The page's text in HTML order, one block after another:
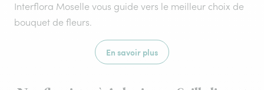
Interflora Moselle vous guide vers le meilleur choix de
bouquet de fleurs.
En savoir plus